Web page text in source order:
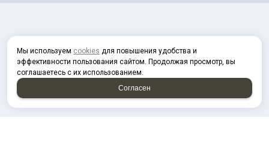
Мы используем cookies для повышения удобства и
эффективности пользования сайтом. Продолжая просмотр, вы
соглашаетесь с их использованием.
Согласен